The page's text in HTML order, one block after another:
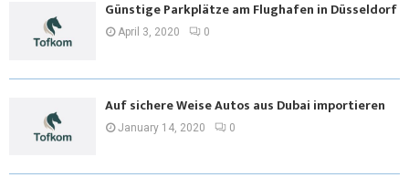
Günstige Parkplätze am Flughafen in Düsseldorf
April 3, 2020 0
Auf sichere Weise Autos aus Dubai importieren
January 14, 2020 0